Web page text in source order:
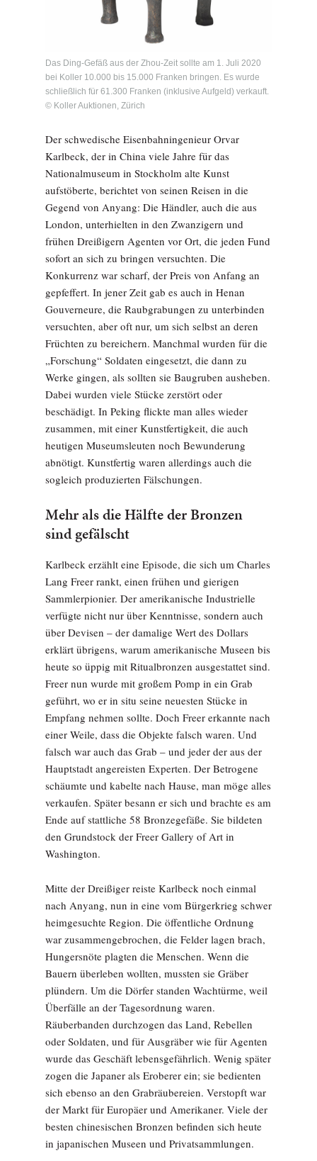
Das Ding-Gefäß aus der Zhou-Zeit sollte am 1. Juli 2020
bei Koller 10.000 bis 15.000 Franken bringen. Es wurde
schließlich für 61.300 Franken (inklusive Aufgeld) verkauft.
© Koller Auktionen, Zürich
Der schwedische Eisenbahningenieur Orvar
Karlbeck, der in China viele Jahre für das
Nationalmuseum in Stockholm alte Kunst
aufstöberte, berichtet von seinen Reisen in die
Gegend von Anyang: Die Händler, auch die aus
London, unterhielten in den Zwanzigern und
frühen Dreißigern Agenten vor Ort, die jeden Fund
sofort an sich zu bringen versuchten. Die
Konkurrenz war scharf, der Preis von Anfang an
gepfeffert. In jener Zeit gab es auch in Henan
Gouverneure, die Raubgrabungen zu unterbinden
versuchten, aber oft nur, um sich selbst an deren
Früchten zu bereichern. Manchmal wurden für die
„Forschung“ Soldaten eingesetzt, die dann zu
Werke gingen, als sollten sie Bau­gruben ausheben.
Dabei wurden viele Stücke zerstört oder
beschädigt. In Peking flickte man alles wieder
zusammen, mit einer Kunstfertigkeit, die auch
heutigen Museumsleuten noch Bewunderung
abnötigt. Kunstfertig waren allerdings auch die
sogleich produzierten Fälschungen.
Mehr als die Hälfte der Bronzen
sind gefälscht
Karlbeck erzählt eine Episode, die sich um Charles
Lang Freer rankt, einen frühen und gierigen
Sammlerpionier. Der amerikanische Industrielle
verfügte nicht nur über Kenntnisse, sondern auch
über Devisen – der damalige Wert des Dollars
erklärt übrigens, warum amerikanische Museen bis
heute so üppig mit Ritualbronzen ausgestattet sind.
Freer nun wurde mit großem Pomp in ein Grab
geführt, wo er in situ seine neuesten Stücke in
Empfang nehmen sollte. Doch Freer erkannte nach
einer Weile, dass die Objekte falsch waren. Und
falsch war auch das Grab – und jeder der aus der
Hauptstadt angereisten Experten. Der Betrogene
schäumte und kabelte nach Hause, man möge alles
verkaufen. Später besann er sich und brachte es am
Ende auf stattliche 58 Bronzegefäße. Sie bildeten
den Grundstock der Freer Gallery of Art in
Washington.
Mitte der Dreißiger reiste Karlbeck noch einmal
nach Anyang, nun in eine vom Bürgerkrieg schwer
heimgesuchte Region. Die öffentliche Ordnung
war zusammengebrochen, die Felder lagen brach,
Hungersnöte plagten die Menschen. Wenn die
Bauern überleben wollten, mussten sie Gräber
plündern. Um die Dörfer standen Wachtürme, weil
Überfälle an der Tagesordnung waren.
Räuberbanden durchzogen das Land, Rebellen
oder Soldaten, und für Ausgräber wie für Agenten
wurde das Geschäft lebensgefährlich. Wenig später
zogen die Japaner als Eroberer ein; sie bedienten
sich ebenso an den Grabräubereien. Verstopft war
der Markt für Europäer und Amerikaner. Viele der
besten chinesischen Bronzen befinden sich heute
in japanischen Museen und Privatsammlungen.